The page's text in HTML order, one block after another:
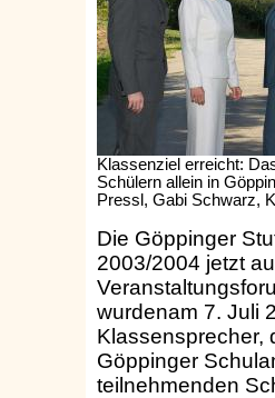
Klassenziel erreicht:
Schülern allein in
Pressl, Gabi Schwarz,
Die Göppinger
2003/2004 jetzt
wurdenam 7. Juli
Klassensprecher,
Göppinger
teilnehmenden